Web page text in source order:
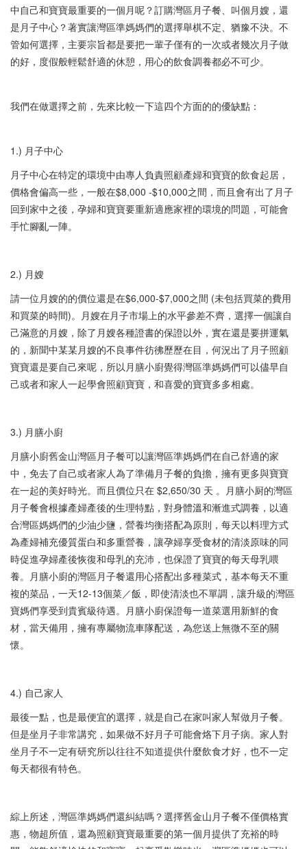
中自己和寶寶最重要的一個月呢？訂購灣區月子餐、叫個月嫂，還
是月子中心？著實讓灣區準媽媽們的選擇舉棋不定、猶豫不決。不
管如何選擇，主要宗旨都是要把一輩子僅有的一次或者幾次月子做
的好，度假般輕鬆舒適的休憩，用心的飲食調養都必不可少。
我們在做選擇之前，先來比較一下這四个方面的的優缺點：
1.) 月子中心
月子中心在特定的環境中由專人負責照顧產婦和寶寶的飲食起居，
價格會偏高一些，一般在$8,000 -$10,000之間，而且會有出了月子
回到家中之後，孕婦和寶寶要重新適應家裡的環境的問題，可能會
手忙腳亂一陣。
2.) 月嫂
請一位月嫂的的價位還是在$6,000-$7,000之間 (未包括買菜的費用
和買菜的時間)。月嫂在月子市場上的水平參差不齊，選擇一個讓自
己滿意的月嫂，除了月嫂各種證書的保證以外，實在還是要拼運氣
的，新聞中某某月嫂的不良事件彷彿歷歷在目，何況出了月子照顧
寶寶還是要自己來呢，所以月膳小廚覺得灣區準媽媽們可以儘早自
己或者和家人一起學會照顧寶寶，和喜愛的寶寶多多相處。
3.) 月膳小廚
月膳小廚舊金山灣區月子餐可以讓灣區準媽媽們在自己舒適的家
中，免去了自己或者家人為了準備月子餐的負擔，擁有更多與寶寶
在一起的美好時光。而且價位只在 $2,650/30 天 。月膳小厨的灣區
月子餐會根據產婦產後的生理特點，對身體溫和漸進式調養，以適
合灣區媽媽們的少油少鹽，營養均衡搭配為原則，每天以料理方式
為產婦補充優質蛋白和多重營養，讓孕婦享受食材的清淡原味的同
時促進孕婦產後恢復和母乳的充沛，也保證了寶寶的每天母乳喂
養。月膳小廚的灣區月子餐還用心搭配出多種菜式，基本每天不重
複的菜品，一天12-13個菜／飯，即使清淡也不單調，讓升級的灣區
寶媽們享受到貴賓級待遇。月膳小廚保證每一道菜選用新鮮的食
材，當天備用，擁有專屬物流車隊配送，為您送上無微不至的關
懷。
4.) 自己家人
最後一點，也是最便宜的選擇，就是自己在家叫家人幫做月子餐。
但是坐月子非常講究，如果做不好月子可能會烙下月子病。家人對
坐月子不一定有研究所以往往不知道提供什麼飲食才好，也不一定
每天都很有特色。
綜上所述，灣區準媽媽們還糾結嗎？選擇舊金山月子餐不僅價格實
惠，物超所值，還為照顧寶寶最重要的第一個月提供了充裕的時